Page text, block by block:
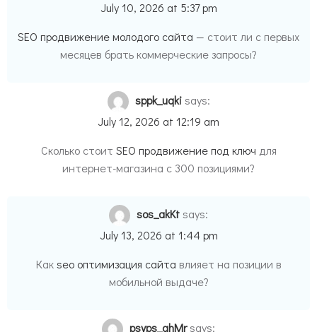
July 10, 2026 at 5:37 pm
SEO продвижение молодого сайта — стоит ли с первых
месяцев брать коммерческие запросы?
sppk_uqki says:
July 12, 2026 at 12:19 am
Сколько стоит SEO продвижение под ключ для
интернет-магазина с 300 позициями?
sos_akKtsays:
July 13, 2026 at 1:44 pm
Какseo оптимизация сайта влияет на позиции в
мобильной выдаче?
psvps_qhMrsays: